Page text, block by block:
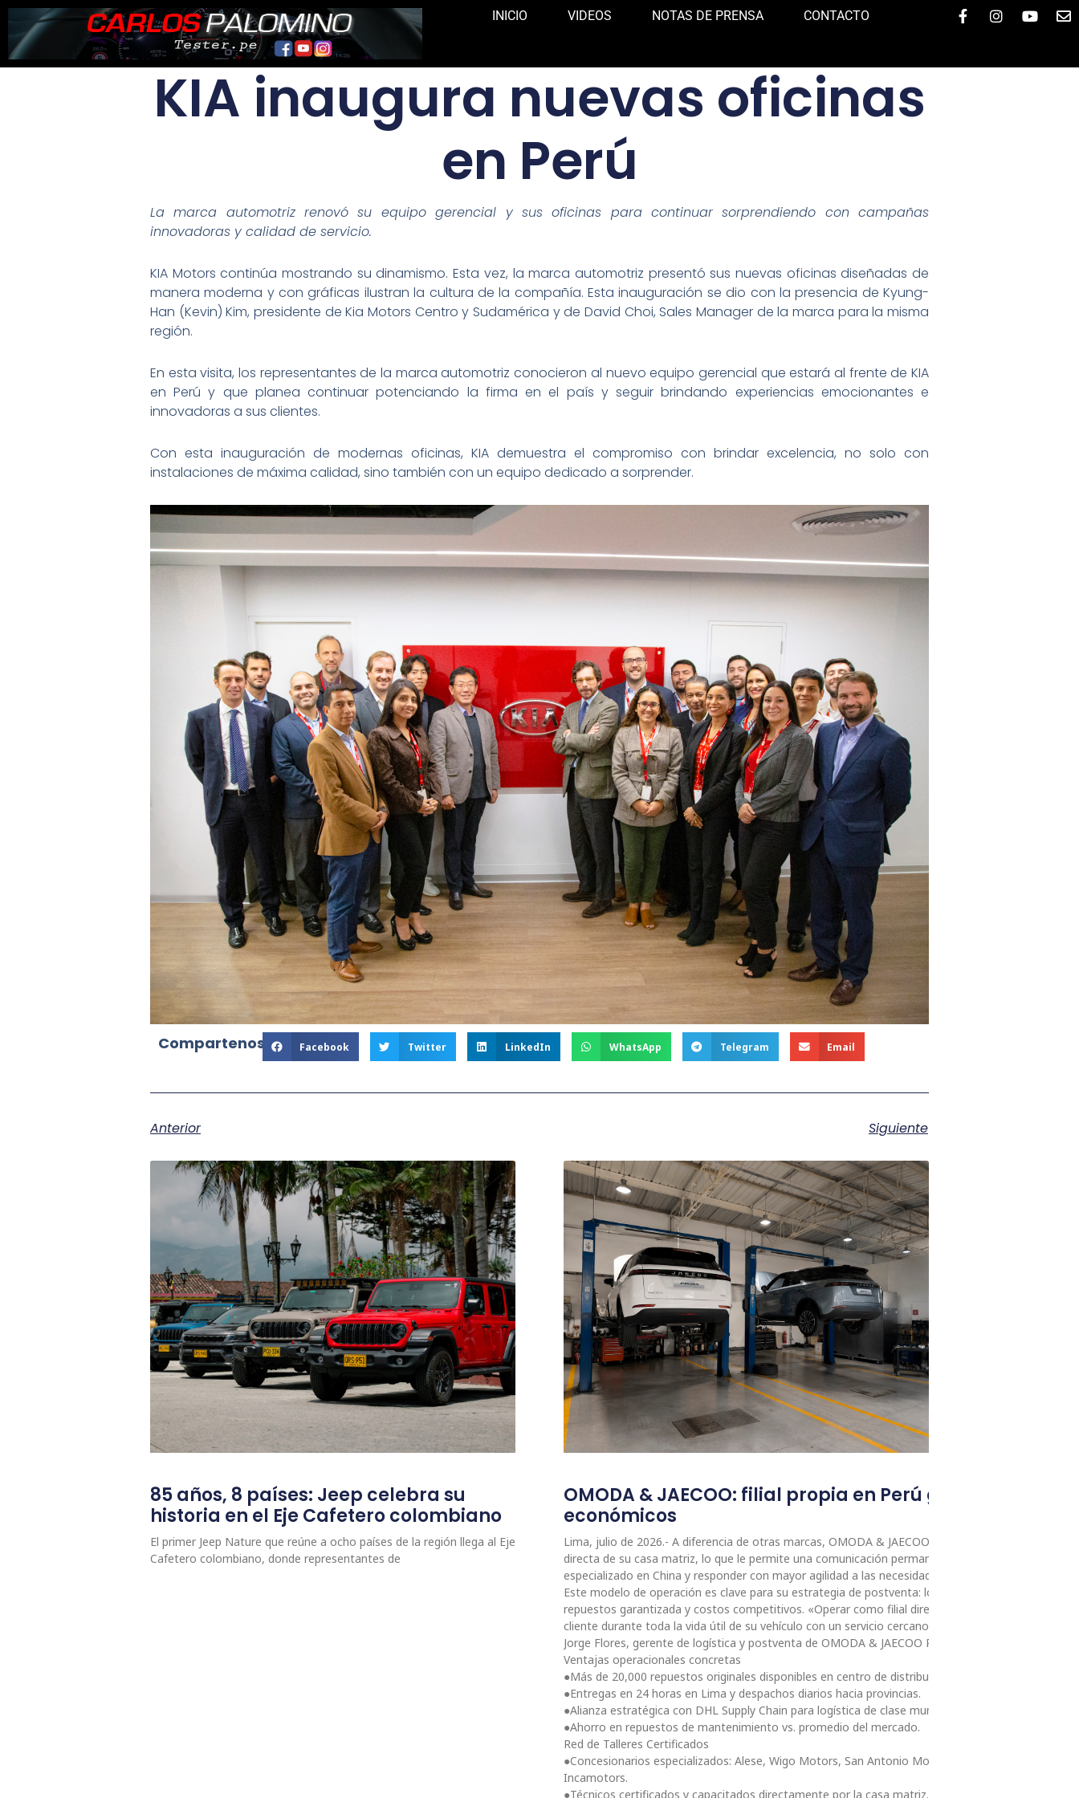
Ir
contenido
INICIO VIDEOS NOTAS DE PRENSA CONTACTO F
a
b
I
n
a
Y
u
E
l
KIA inaugura nuevas oficinas
en Perú
La marca automotriz renovó su equipo gerencial y sus oficinas para continuar sorprendiendo con campañas
innovadoras y calidad de servicio.
KIA Motors continúa mostrando su dinamismo. Esta vez, la marca automotriz presentó sus nuevas oficinas diseñadas de
manera moderna y con gráficas ilustran la cultura de la compañía. Esta inauguración se dio con la presencia de Kyung-
Han (Kevin) Kim, presidente de Kia Motors Centro y Sudamérica y de David Choi, Sales Manager de la marca para la misma
región.
En esta visita, los representantes de la marca automotriz conocieron al nuevo equipo gerencial que estará al frente de KIA
en Perú y que planea continuar potenciando la firma en el país y seguir brindando experiencias emocionantes e
innovadoras a sus clientes.
Con esta inauguración de modernas oficinas, KIA demuestra el compromiso con brindar excelencia, no solo con
instalaciones de máxima calidad, sino también con un equipo dedicado a sorprender.
Compartenos: Facebook Twitter LinkedIn WhatsApp Telegram Email
Anterior Siguiente
85 años, 8 países: Jeep celebra su
historia en el Eje Cafetero colombiano
El primer Jeep Nature que reúne a ocho países de la región llega al Eje
Cafetero colombiano, donde representantes de
OMODA & JAECOO: filial propia en Perú garantiza
económicos
Lima, julio de 2026.- A diferencia de otras marcas, OMODA & JAECOO opera en el Perú como filial
directa de su casa matriz, lo que le permite una comunicación permanente con su equipo
especializado en China y responder con mayor agilidad a las necesidades del mercado local.
Este modelo de operación es clave para su estrategia de postventa: logística ágil, disponibilidad
repuestos garantizada y costos competitivos. «Operar como filial directa nos permite
cliente durante toda la vida útil de su vehículo con un servicio cercano, eficiente y confiable»,
Jorge Flores, gerente de logística y postventa de OMODA & JAECOO Perú.
Ventajas operacionales concretas
●Más de 20,000 repuestos originales disponibles en centro de distribución propio.
●Entregas en 24 horas en Lima y despachos diarios hacia provincias.
●Alianza estratégica con DHL Supply Chain para logística de clase mundial.
●Ahorro en repuestos de mantenimiento vs. promedio del mercado.
Red de Talleres Certificados
●Concesionarios especializados: Alese, Wigo Motors, San Antonio Motors, Zual Cars e
Incamotors.
●Técnicos certificados y capacitados directamente por la casa matriz.